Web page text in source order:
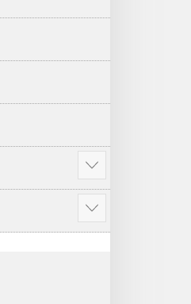
Show
more
Show
more